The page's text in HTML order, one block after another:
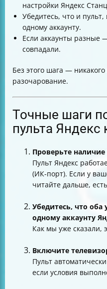
настройки Яндекс
Убедитесь, что и
одному аккаунту.
Если аккаунты разные
совпадали.
Без этого шага —
разочарование.
Точные шаги
пульта Яндекс
Проверьте
Пульт Яндекс
(ИК-порт). Если у
читайте дальше,
Убедитесь, что
одному аккаунту
Как мы уже сказали,
Включите
Пульт
если условия